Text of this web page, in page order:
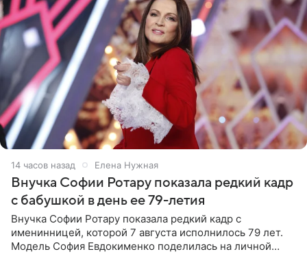
14 часов назад Елена Нужная
Внучка Софии Ротару показала редкий кадр
с бабушкой в день ее 79-летия
Внучка Софии Ротару показала редкий кадр с
именинницей, которой 7 августа исполнилось 79 лет.
Модель София Евдокименко поделилась на личной